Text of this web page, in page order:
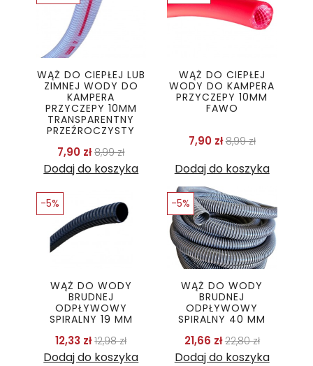
WĄŻ DO CIEPŁEJ LUB
ZIMNEJ WODY DO
KAMPERA
PRZYCZEPY 10MM
TRANSPARENTNY
PRZEŹROCZYSTY
7,90 złCena podstawowa
8,99 złCena
Dodaj do koszyka
WĄŻ DO CIEPŁEJ
WODY DO KAMPERA
PRZYCZEPY 10MM
FAWO
7,90 złCena
8,99 złCena
Dodaj do koszyka
WĄŻ DO WODY
BRUDNEJ
ODPŁYWOWY
SPIRALNY 19 MM
12,33 złCena podstawowa
12,98 złCena
Dodaj do koszyka
-5%
WĄŻ DO WODY
BRUDNEJ
ODPŁYWOWY
SPIRALNY 40 MM
21,66 złCena
22,80 złCena
Dodaj do koszyka
-5%